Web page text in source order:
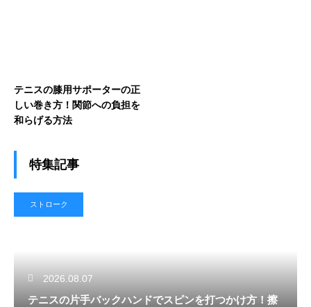
テニスの膝用サポーターの正
しい巻き方！関節への負担を
和らげる方法
特集記事
ストローク
2026.08.07
テニスの片手バックハンドでスピンを打つかけ方！擦